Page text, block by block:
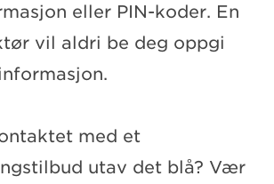
eller PIN-koder. En
vil aldri be deg oppgi
med et
utav det blå? Vær